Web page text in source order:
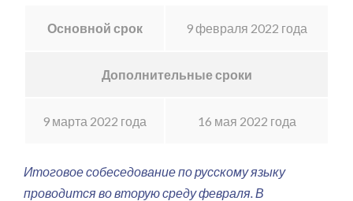
Основной срок 9 февраля 2022 года
Дополнительные сроки
9 марта 2022 года 16 мая 2022 года
Итоговое собеседование по русскому языку
проводится во вторую среду февраля. В